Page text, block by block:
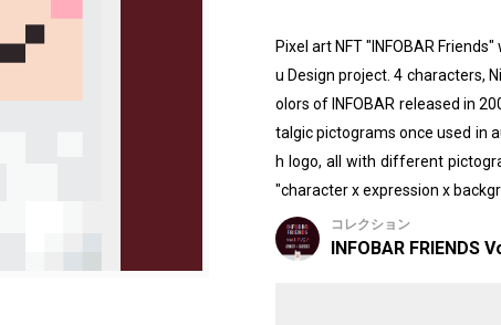
Pixel art NFT "INFOBAR
u Design project. 4 characters,
olors of INFOBAR released in
talgic pictograms once used in
h logo, all with different
"character x expression x
コレクション
INFOBAR FRIENDS